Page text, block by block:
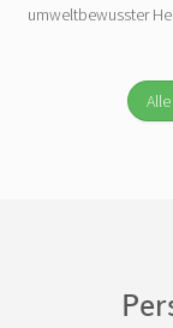
umweltbewusster